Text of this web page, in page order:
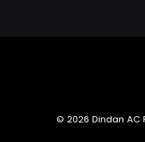
© 2026 Dindan AC